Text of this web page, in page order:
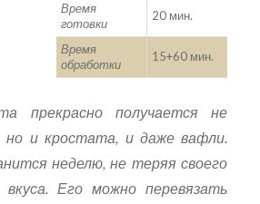
Время
готовки
20 мин.
Время
обработки
15+60 мин.
прекрасно получается не
но и кростата, и даже вафли.
неделю, не теряя своего
вкуса. Его можно перевязать